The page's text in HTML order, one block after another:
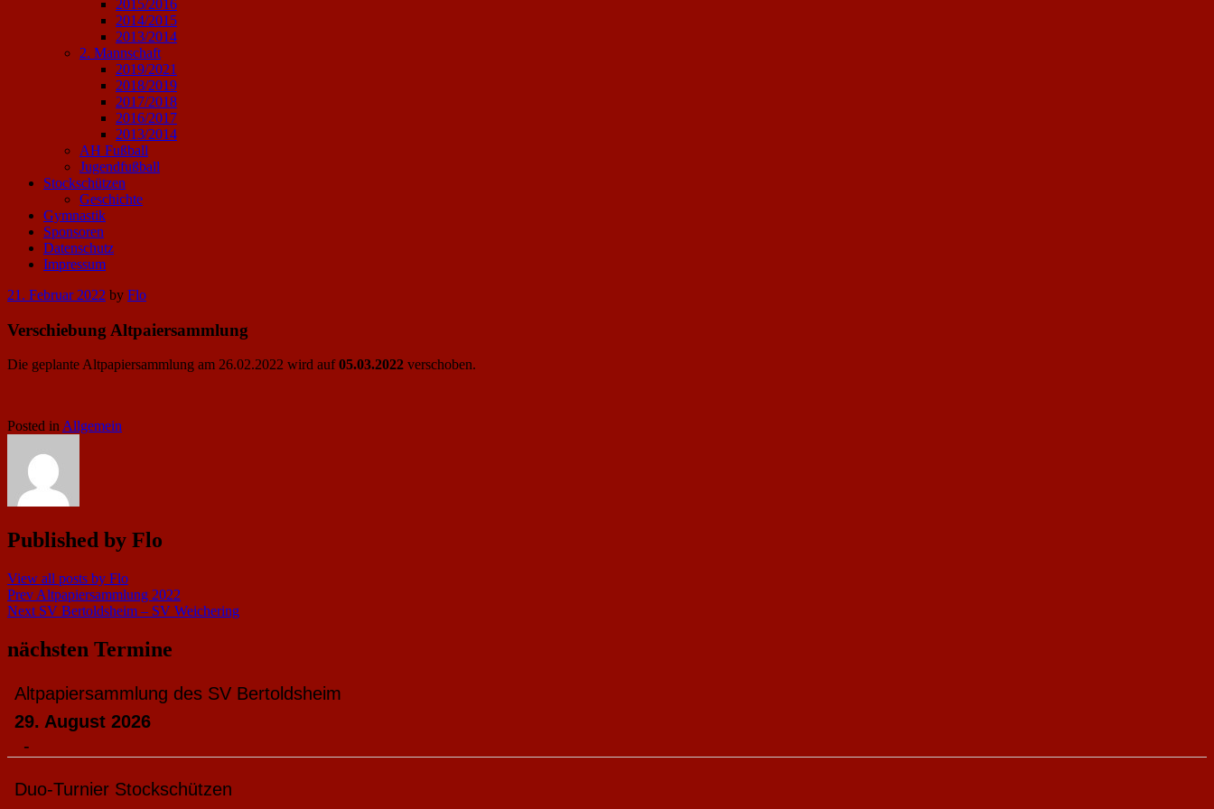
2015/2016
2014/2015
2013/2014
2. Mannschaft
2019/2021
2018/2019
2017/2018
2016/2017
2013/2014
AH Fußball
Jugendfußball
Stockschützen
Geschichte
Gymnastik
Sponsoren
Datenschutz
Impressum
Posted
21. Februar 2022 by Flo
Verschiebung Altpaiersammlung
Die geplante Altpapiersammlung am 26.02.2022 wird auf05.03.2022 verschoben.
Posted inAllgemein
Published by Flo
View all posts by Flo
Beitragsnavigation
Prev Altpapiersammlung 2022
Next SV Bertoldsheim – SV Weichering
nächsten Termine
Altpapiersammlung des SV Bertoldsheim
29. August 2026
-
Duo-Turnier Stockschützen